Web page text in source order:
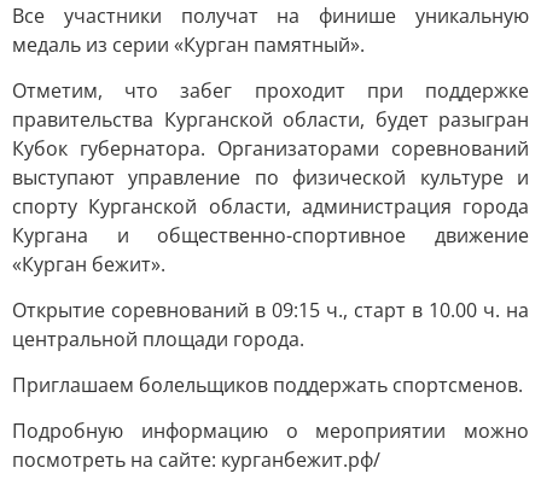
Все участники получат на финише уникальную
медаль из серии «Курган памятный».
Отметим, что забег проходит при поддержке
правительства Курганской области, будет разыгран
Кубок губернатора. Организаторами соревнований
выступают управление по физической культуре и
спорту Курганской области, администрация города
Кургана и общественно-спортивное движение
«Курган бежит».
Открытие соревнований в 09:15 ч., старт в 10.00 ч. на
центральной площади города.
Приглашаем болельщиков поддержать спортсменов.
Подробную информацию о мероприятии можно
посмотреть на сайте: курганбежит.рф/